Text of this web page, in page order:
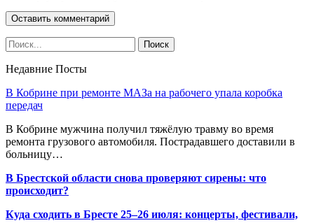
Недавние Посты
В Кобрине при ремонте МАЗа на рабочего упала коробка
передач
В Кобрине мужчина получил тяжёлую травму во время
ремонта грузового автомобиля. Пострадавшего доставили в
больницу…
В Брестской области снова проверяют сирены: что
происходит?
Куда сходить в Бресте 25–26 июля: концерты, фестивали,